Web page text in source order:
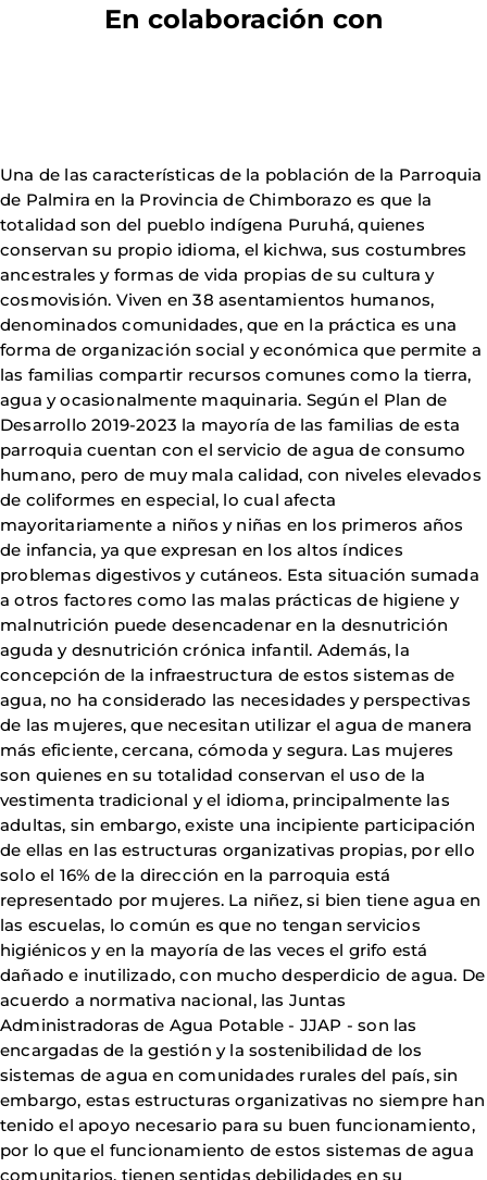
En colaboración con
Una de las características de la población de la Parroquia
de Palmira en la Provincia de Chimborazo es que la
totalidad son del pueblo indígena Puruhá, quienes
conservan su propio idioma, el kichwa, sus costumbres
ancestrales y formas de vida propias de su cultura y
cosmovisión. Viven en 38 asentamientos humanos,
denominados comunidades, que en la práctica es una
forma de organización social y económica que permite a
las familias compartir recursos comunes como la tierra,
agua y ocasionalmente maquinaria. Según el Plan de
Desarrollo 2019-2023 la mayoría de las familias de esta
parroquia cuentan con el servicio de agua de consumo
humano, pero de muy mala calidad, con niveles elevados
de coliformes en especial, lo cual afecta
mayoritariamente a niños y niñas en los primeros años
de infancia, ya que expresan en los altos índices
problemas digestivos y cutáneos. Esta situación sumada
a otros factores como las malas prácticas de higiene y
malnutrición puede desencadenar en la desnutrición
aguda y desnutrición crónica infantil. Además, la
concepción de la infraestructura de estos sistemas de
agua, no ha considerado las necesidades y perspectivas
de las mujeres, que necesitan utilizar el agua de manera
más eficiente, cercana, cómoda y segura. Las mujeres
son quienes en su totalidad conservan el uso de la
vestimenta tradicional y el idioma, principalmente las
adultas, sin embargo, existe una incipiente participación
de ellas en las estructuras organizativas propias, por ello
solo el 16% de la dirección en la parroquia está
representado por mujeres. La niñez, si bien tiene agua en
las escuelas, lo común es que no tengan servicios
higiénicos y en la mayoría de las veces el grifo está
dañado e inutilizado, con mucho desperdicio de agua. De
acuerdo a normativa nacional, las Juntas
Administradoras de Agua Potable - JJAP - son las
encargadas de la gestión y la sostenibilidad de los
sistemas de agua en comunidades rurales del país, sin
embargo, estas estructuras organizativas no siempre han
tenido el apoyo necesario para su buen funcionamiento,
por lo que el funcionamiento de estos sistemas de agua
comunitarios, tienen sentidas debilidades en su